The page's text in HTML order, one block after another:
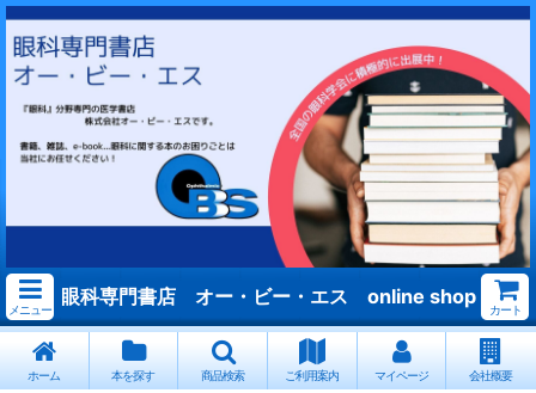
メニュー
眼科専門書店 オー・ビー・エス online shop
カート
ホーム 本を探す 商品検索 ご利用案内 マイページ 会社概要